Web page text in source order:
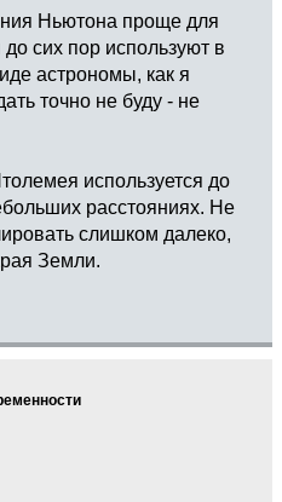
Ньютона проще для
сих пор используют в
астрономы, как я
точно не буду - не
используется до
расстояниях. Не
слишком далеко,
Земли.